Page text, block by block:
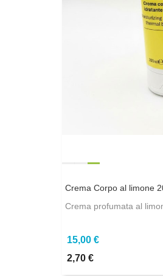
Crema Corpo al limone
Crema profumata al
15,00 €
2,70 €